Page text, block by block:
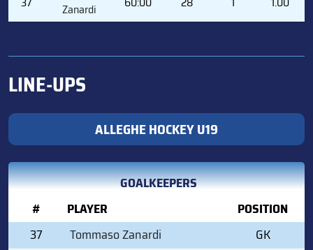
Zanardi
LINE-UPS
ALLEGHE HOCKEY U19
GOALKEEPERS
#
PLAYER
POSITION
37
Tommaso Zanardi
GK